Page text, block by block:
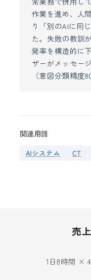
作業を進め、人
り「別のAIに同
た。失敗の教訓
発率を構造的に
ザーがメッセー
（意図分類精度
関連用語
AIシステム CT
売
1日8時間 ×